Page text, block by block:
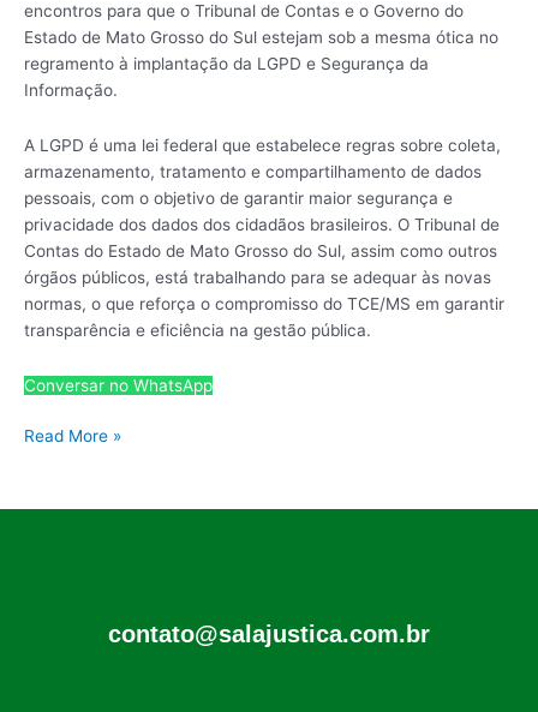
encontros para que o Tribunal de Contas e o Governo do
Estado de Mato Grosso do Sul estejam sob a mesma ótica no
regramento à implantação da LGPD e Segurança da
Informação.
A LGPD é uma lei federal que estabelece regras sobre coleta,
armazenamento, tratamento e compartilhamento de dados
pessoais, com o objetivo de garantir maior segurança e
privacidade dos dados dos cidadãos brasileiros. O Tribunal de
Contas do Estado de Mato Grosso do Sul, assim como outros
órgãos públicos, está trabalhando para se adequar às novas
normas, o que reforça o compromisso do TCE/MS em garantir
transparência e eficiência na gestão pública.
Conversar no WhatsApp
Read More »
contato@salajustica.com.br